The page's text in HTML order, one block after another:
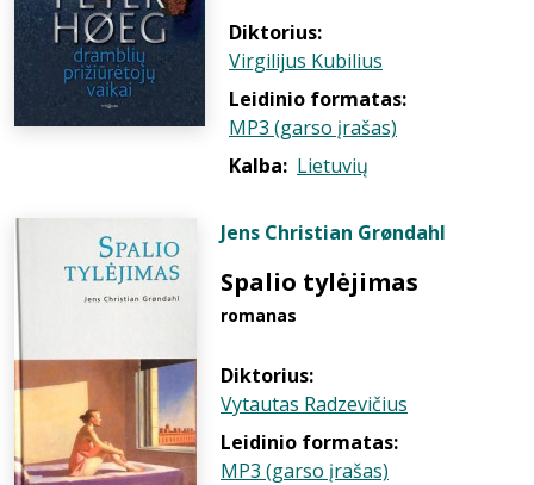
Diktorius:
Virgilijus Kubilius
Leidinio formatas:
MP3 (garso įrašas)
Kalba: Lietuvių
Jens Christian Grøndahl
Spalio tylėjimas
romanas
Diktorius:
Vytautas Radzevičius
Leidinio formatas:
MP3 (garso įrašas)